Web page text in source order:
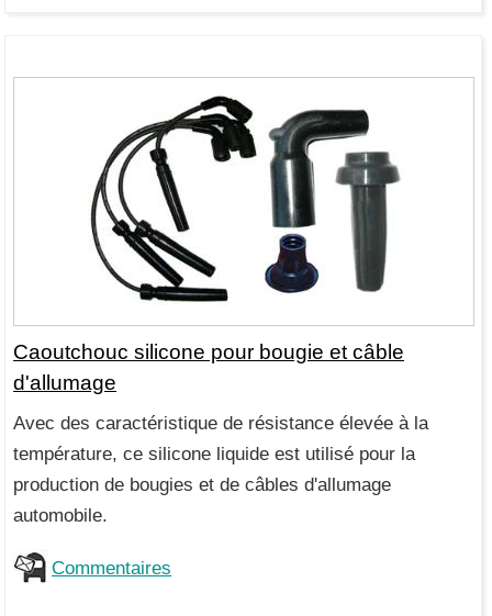
Caoutchouc silicone pour bougie et câble
d'allumage
Avec des caractéristique de résistance élevée à la
température, ce silicone liquide est utilisé pour la
production de bougies et de câbles d'allumage
automobile.
Commentaires